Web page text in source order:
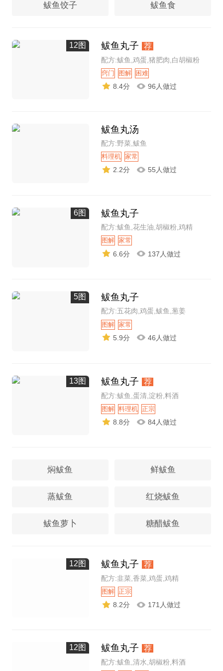
鲅鱼饺子 鲅鱼食
12图 鲅鱼丸子 荐
配方:鲅鱼,鸡蛋,猪肥肉,白胡椒粉
窍门 图解 困难
8.4分 96人做过
鲅鱼丸汤
配方:野菜,鲅鱼
料理机 家常
2.2分 55人做过
6图 鲅鱼丸子
配方:鲅鱼,花生油,胡椒粉,鸡精
图解 家常
6.6分 137人做过
5图 鲅鱼丸子
配方:五花肉,鸡蛋,鲅鱼,葱姜
图解 家常
5.9分 46人做过
13图 鲅鱼丸子 荐
配方:鲅鱼,蛋清,淀粉,料酒
图解 料理机 正宗
8.8分 84人做过
焖鲅鱼 鲜鲅鱼
蒸鲅鱼 红烧鲅鱼
鲅鱼萝卜 糖醋鲅鱼
12图 鲅鱼丸子 荐
配方:韭菜,香菜,鸡蛋,鸡精
图解 正宗
8.2分 171人做过
12图 鲅鱼丸子 荐
配方:鲅鱼,清水,胡椒粉,料酒